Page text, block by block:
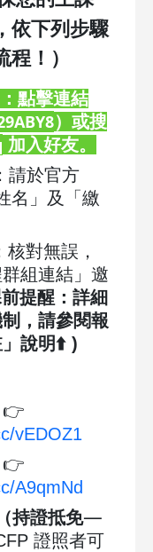
依下列步驟
！）
點擊連結
）或搜
加入好友。
請於官方
名」及「繳
對無誤，
組連結」邀
提醒：詳細
，請參閱報
說明⬆️ )
👉
vEDOZ1
👉
A9qmNd
持證抵免—
證照者可